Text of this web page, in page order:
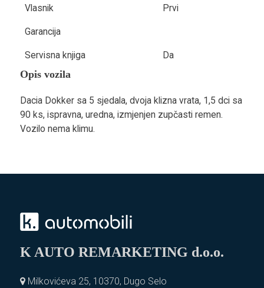
Vlasnik Prvi
Garancija
Servisna knjiga Da
Opis vozila
Dacia Dokker sa 5 sjedala, dvoja klizna vrata, 1,5 dci sa
90 ks, ispravna, uredna, izmjenjen zupčasti remen.
Vozilo nema klimu.
K AUTO REMARKETING d.o.o.
Milkovićeva 25, 10370, Dugo Selo